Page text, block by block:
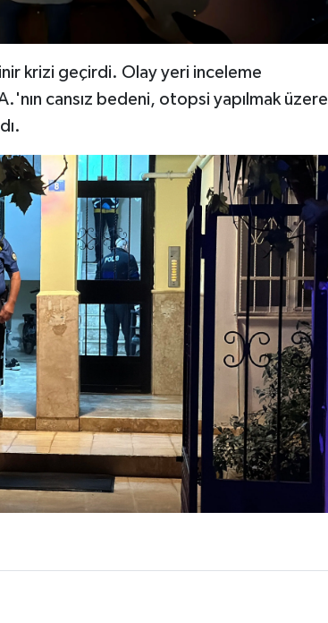
krizi geçirdi. Olay yeri inceleme
cansız bedeni, otopsi yapılmak üzere